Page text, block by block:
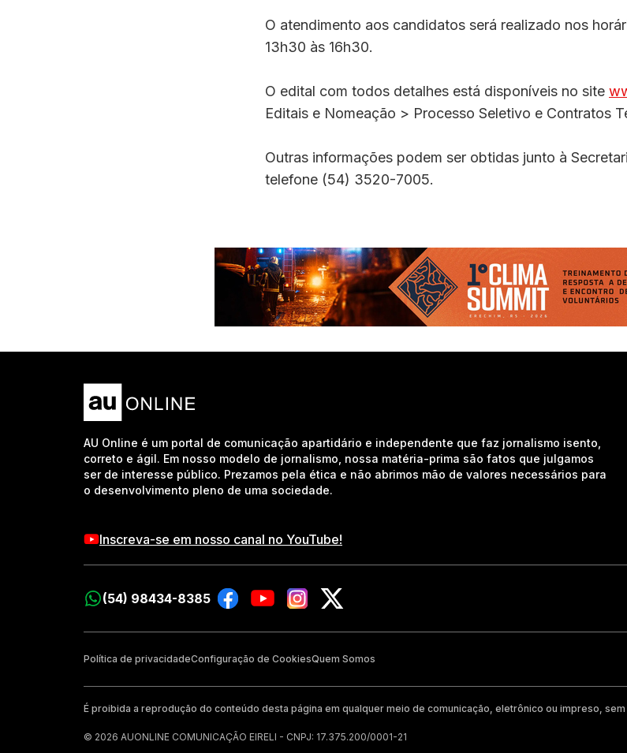
O atendimento aos candidatos será realizado nos
13h30 às 16h30.
O edital com todos detalhes está disponíveis no site
Editais e Nomeação > Processo Seletivo e Contratos
Outras informações podem ser obtidas junto à
telefone (54) 3520-7005.
AU Online é um portal de comunicação apartidário e independente que faz jornalismo isento,
correto e ágil. Em nosso modelo de jornalismo, nossa matéria-prima são fatos que julgamos
ser de interesse público. Prezamos pela ética e não abrimos mão de valores necessários para
o desenvolvimento pleno de uma sociedade.
Inscreva-se em nosso canal no YouTube!
(54) 98434-8385
Política de privacidadeConfiguração de CookiesQuem Somos
É proibida a reprodução do conteúdo desta página em qualquer meio de comunicação, eletrônico ou impreso,
© 2026 AUONLINE COMUNICAÇÃO EIRELI - CNPJ: 17.375.200/0001-21